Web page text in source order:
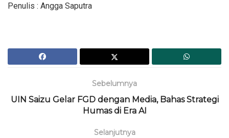
Penulis : Angga Saputra
Sebelumnya
UIN Saizu Gelar FGD dengan Media, Bahas Strategi
Humas di Era AI
Selanjutnya